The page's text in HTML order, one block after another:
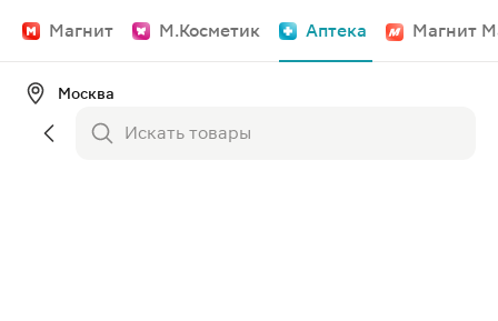
Магнит М.Косметик Аптека Магнит
Москва